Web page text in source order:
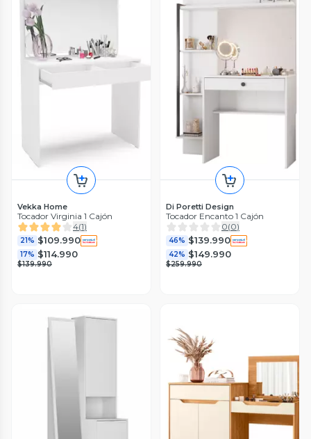
Vekka Home
Tocador Virginia 1 Cajón
4(1)
21% $109.990
17% $114.990
$139.990
Di Poretti Design
Tocador Encanto 1 Cajón
0(0)
46% $139.990
42% $149.990
$259.990